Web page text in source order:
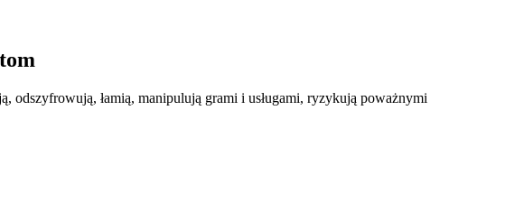
łamią, manipulują grami i usługami, ryzykują poważnymi